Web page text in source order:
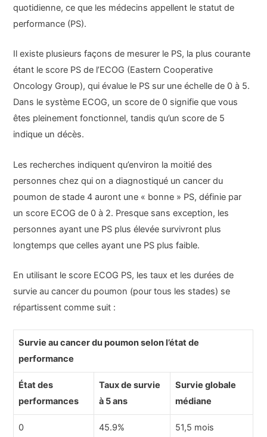
quotidienne, ce que les médecins appellent le statut de
performance (PS).
Il existe plusieurs façons de mesurer le PS, la plus courante
étant le score PS de l’ECOG (Eastern Cooperative
Oncology Group), qui évalue le PS sur une échelle de 0 à 5.
Dans le système ECOG, un score de 0 signifie que vous
êtes pleinement fonctionnel, tandis qu’un score de 5
indique un décès.
Les recherches indiquent qu’environ la moitié des
personnes chez qui on a diagnostiqué un cancer du
poumon de stade 4 auront une « bonne » PS, définie par
un score ECOG de 0 à 2. Presque sans exception, les
personnes ayant une PS plus élevée survivront plus
longtemps que celles ayant une PS plus faible.
En utilisant le score ECOG PS, les taux et les durées de
survie au cancer du poumon (pour tous les stades) se
répartissent comme suit :
Survie au cancer du poumon selon l’état de
performance
État des
performances
Taux de survie
à 5 ans
Survie globale
médiane
0 45.9% 51,5 mois